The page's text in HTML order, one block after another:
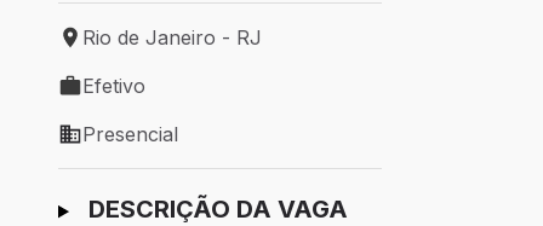
Local de trabalho: Rio de Janeiro - RJ
Rio de Janeiro - RJ
Tipo de vaga: Efetivo
Efetivo
Modelo de trabalho: Presencial
Presencial
Ir para candidatura
DESCRIÇÃO DA VAGA